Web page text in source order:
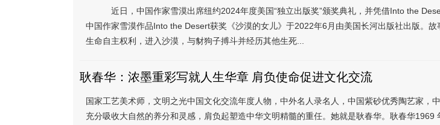
近日，中国作家雪漠出席纽约2024年度美国“独立出版奖”颁奖典礼，并凭借Into the
中国作家雪漠作品Into the Desert获奖《沙漠的女儿》于2022年6月由美国长河出版社出版。
生命自主权利，进入沙漠，与豺狗子搏斗并经历其他生死...
耿春华：浓墨重彩写就人生华章 肩负使命促进文化交流
国家工艺美术师，文明之光中国文化交流年度人物，中外名人录名人，中国紫砂优秀陶艺家
充分吸收大自然的养分和灵感，肩负起塑造中华文明精髓的重任。她就是耿春华。耿春华